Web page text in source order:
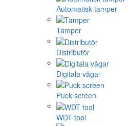
Automatisk tamper
Tamper
Distributör
Digitala vågar
Puck screen
WDT tool